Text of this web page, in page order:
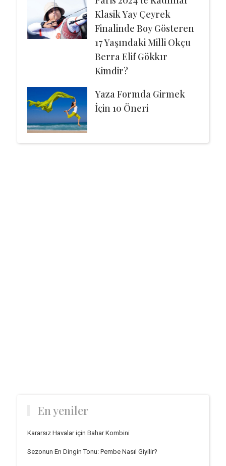
Klasik Yay Çeyrek
Finalinde Boy Gösteren
17 Yaşındaki Milli Okçu
Berra Elif Gökkır
Kimdir?
Yaza Formda Girmek
İçin 10 Öneri
En yeniler
Kararsız Havalar için Bahar Kombini
Sezonun En Dingin Tonu: Pembe Nasıl Giyilir?